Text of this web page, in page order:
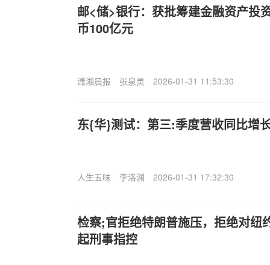
邮<储>银行：获批筹建金融资产投
币100亿元
潇湘晨报 张泉灵 2026-01-31 11:53:30
东{华}测试：第三:季度营收同比增
人生五味 李洛渊 2026-01-31 17:32:30
检察;官拒绝特朗普施压，拒绝对纽
起刑事指控